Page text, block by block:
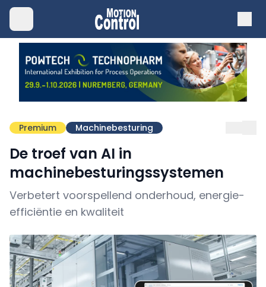
Premium Machinebesturing
De troef van AI in
machinebesturingssystemen
Verbetert voorspellend onderhoud, energie-
efficiëntie en kwaliteit